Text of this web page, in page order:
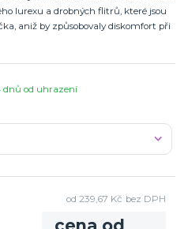
lurexu a drobných flitrů, které jsou
aniž by způsobovaly diskomfort při
dnů od uhrazení
od 239,67 Kč bez DPH